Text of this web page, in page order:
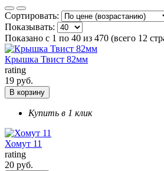
Сортировать:
Показывать:
Показано с 1 по 40 из 470 (всего 12
Крышка Твист 82мм
rating
19 руб.
В корзину
Купить в 1 клик
Хомут 11
rating
20 руб.